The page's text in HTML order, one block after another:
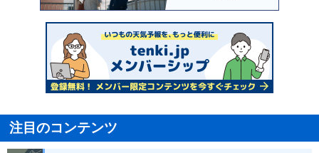
注目のコンテンツ